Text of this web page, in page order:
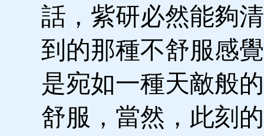
話，紫研必然能夠
到的那種不舒服感
是宛如一種天敵般
舒服，當然，此刻